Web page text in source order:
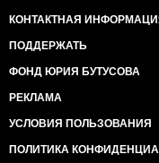
КОНТАКТНАЯ
ПОДДЕРЖАТЬ
ФОНД ЮРИЯ БУТУСОВА
РЕКЛАМА
УСЛОВИЯ ПОЛЬЗОВАНИЯ
ПОЛИТИКА